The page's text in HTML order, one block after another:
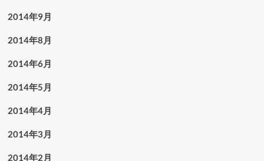
2014年9月
2014年8月
2014年6月
2014年5月
2014年4月
2014年3月
2014年2月